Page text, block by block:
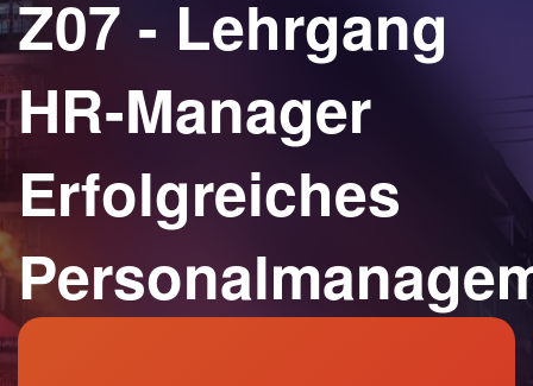
Z07 - Lehrgang
HR-Manager
Erfolgreiches